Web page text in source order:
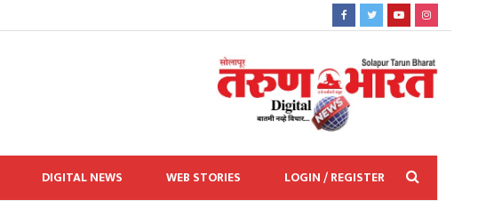
DIGITAL NEWS WEB STORIES LOGIN / REGISTER